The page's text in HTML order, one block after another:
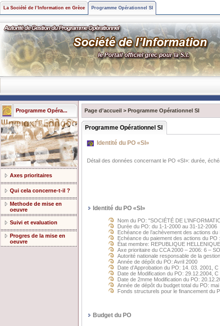
La Société de l’Information en Grèce Programme Opérationnel SI
Programme Opéra...
Axes prioritaires
Qui cela concerne-t-il ?
Methode de mise en
oeuvre
Suivi et evaluation
Progres de la mise en
oeuvre
Page d’accueil > Programme Opérationnel SI
Programme Opérationnel SI
Identité du PO «SI»
Détail des données concernant le PO «SI»: durée,
Identité du PO «SI»
Nom du PO: "SOCIÉTÉ DE
Durée du PO: du 1-1-2000 au 31-12-2006
Echéance de l’achèvement des actions
Echéance du paiement des actions du PO
État membre: REPUBLIQUE
Axe prioritaire du CCA 2000 – 2006: 6 –
Autorité nationale responsable de la
Année de dépôt du PO: Avril 2000
Date d’Approbation du PO: 14. 03. 2001,
Date de Modification du PO: 29.12.2004,
Date de 2mme Modification du PO:
Année de dépôt du budget total du PO:
Fonds structurels pour le financement du
Budget du PO